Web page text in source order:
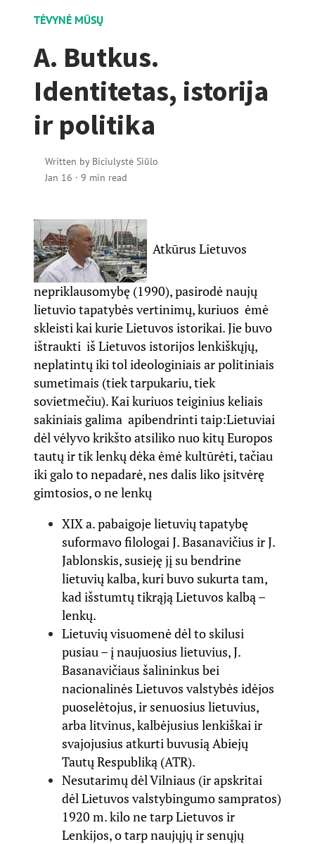
TĖVYNĖ MŪSŲ
A. Butkus.
Identitetas, istorija
ir politika
Written by Biciulystė Siūlo
Jan 16 · 9 min read
Atkūrus Lietuvos
nepriklausomybę (1990), pasirodė naujų
lietuvio tapatybės vertinimų, kuriuos ėmė
skleisti kai kurie Lietuvos istorikai. Jie buvo
ištraukti iš Lietuvos istorijos lenkiškųjų,
neplatintų iki tol ideologiniais ar politiniais
sumetimais (tiek tarpukariu, tiek
sovietmečiu). Kai kuriuos teiginius keliais
sakiniais galima apibendrinti taip:Lietuviai
dėl vėlyvo krikšto atsiliko nuo kitų Europos
tautų ir tik lenkų dėka ėmė kultūrėti, tačiau
iki galo to nepadarė, nes dalis liko įsitvėrę
gimtosios, o ne lenkų
XIX a. pabaigoje lietuvių tapatybę
suformavo filologai J. Basanavičius ir J.
Jablonskis, susieję jį su bendrine
lietuvių kalba, kuri buvo sukurta tam,
kad išstumtų tikrąją Lietuvos kalbą –
lenkų.
Lietuvių visuomenė dėl to skilusi
pusiau – į naujuosius lietuvius, J.
Basanavičiaus šalininkus bei
nacionalinės Lietuvos valstybės idėjos
puoselėtojus, ir senuosius lietuvius,
arba litvinus, kalbėjusius lenkiškai ir
svajojusius atkurti buvusią Abiejų
Tautų Respubliką (ATR).
Nesutarimų dėl Vilniaus (ir apskritai
dėl Lietuvos valstybingumo sampratos)
1920 m. kilo ne tarp Lietuvos ir
Lenkijos, o tarp naujųjų ir senųjų